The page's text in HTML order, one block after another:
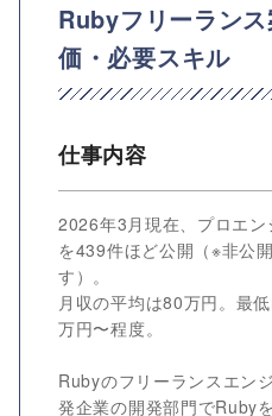
Rubyフリーラン
価・必要スキル
仕事内容
2026年3月現在、プロエ
を439件ほど公開（※非公
す）。
月収の平均は80万円。最
万円〜程度。
Rubyのフリーランスエン
発企業の開発部門でRuby